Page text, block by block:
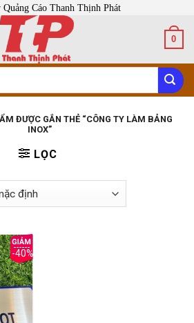
Quảng Cáo Thanh Thịnh Phát
0
ĐƯỢC GẮN THẺ “CÔNG TY LÀM BẢNG
INOX”
LỌC
-40%